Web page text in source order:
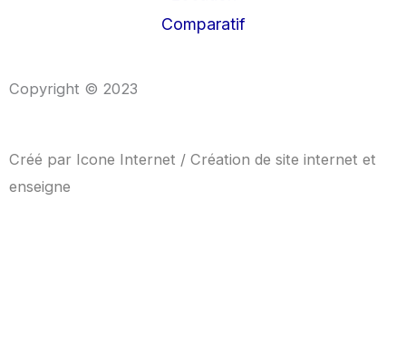
Comparatif
Copyright © 2023
Créé par Icone Internet / Création de site internet et
enseigne